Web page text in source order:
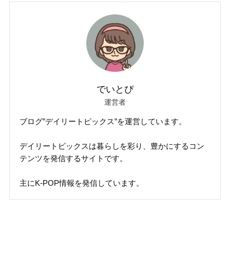
でいとぴ
運営者
ブログ”デイリートピックス”を運営しています。
デイリートピックスは暮らしを彩り、豊かにするコン
テンツを発信するサイトです。
主にK-POP情報を発信しています。